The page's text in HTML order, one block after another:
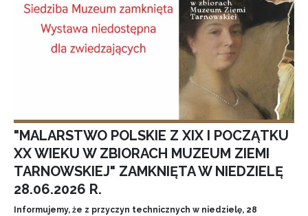
"MALARSTWO POLSKIE Z XIX I POCZĄTKU
XX WIEKU W ZBIORACH MUZEUM ZIEMI
TARNOWSKIEJ" ZAMKNIĘTA W NIEDZIELĘ
28.06.2026 R.
Informujemy, że z przyczyn technicznych w niedzielę, 28